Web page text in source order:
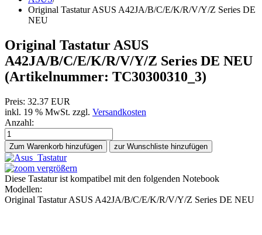
Original Tastatur ASUS A42JA/B/C/E/K/R/V/Y/Z Series DE
NEU
Original Tastatur ASUS
A42JA/B/C/E/K/R/V/Y/Z Series DE NEU
(Artikelnummer: TC30300310_3)
Preis: 32.37 EUR
inkl. 19 % MwSt. zzgl. Versandkosten
Anzahl:
Zum Warenkorb hinzufügen
vergrößern
Diese Tastatur ist kompatibel mit den folgenden Notebook
Modellen:
Original Tastatur ASUS A42JA/B/C/E/K/R/V/Y/Z Series DE NEU